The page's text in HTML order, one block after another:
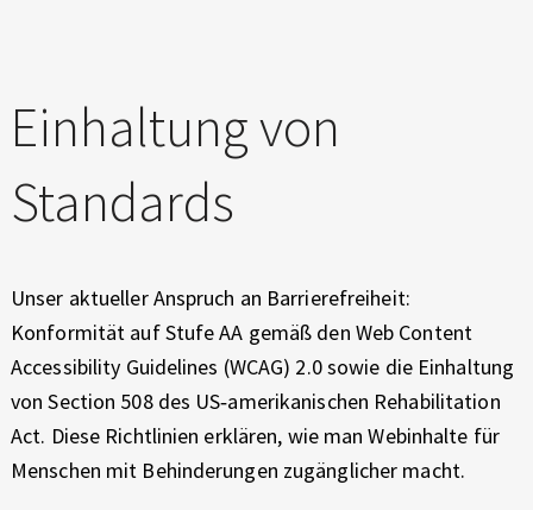
Einhaltung von
Standards
Unser aktueller Anspruch an Barrierefreiheit:
Konformität auf Stufe AA gemäß den Web Content
Accessibility Guidelines (WCAG) 2.0 sowie die Einhaltung
von Section 508 des US‑amerikanischen Rehabilitation
Act. Diese Richtlinien erklären, wie man Webinhalte für
Menschen mit Behinderungen zugänglicher macht.